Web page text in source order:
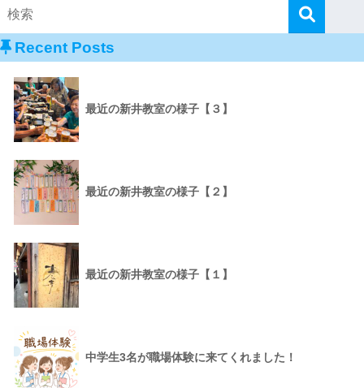
Recent Posts
最近の新井教室の様子【３】
最近の新井教室の様子【２】
最近の新井教室の様子【１】
中学生3名が職場体験に来てくれました！